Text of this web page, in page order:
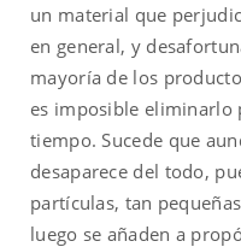
un material que
en general, y
mayoría de los
es imposible eliminarlo
tiempo. Sucede que
desaparece del todo,
partículas, tan
luego se añaden a